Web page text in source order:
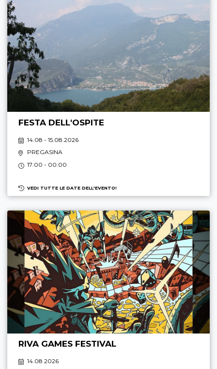
FESTA DELL'OSPITE
14.08 - 15.08.2026
PREGASINA
17:00 - 00:00
VEDI TUTTE LE DATE DELL'EVENTO!
RIVA GAMES FESTIVAL
14.08 2026